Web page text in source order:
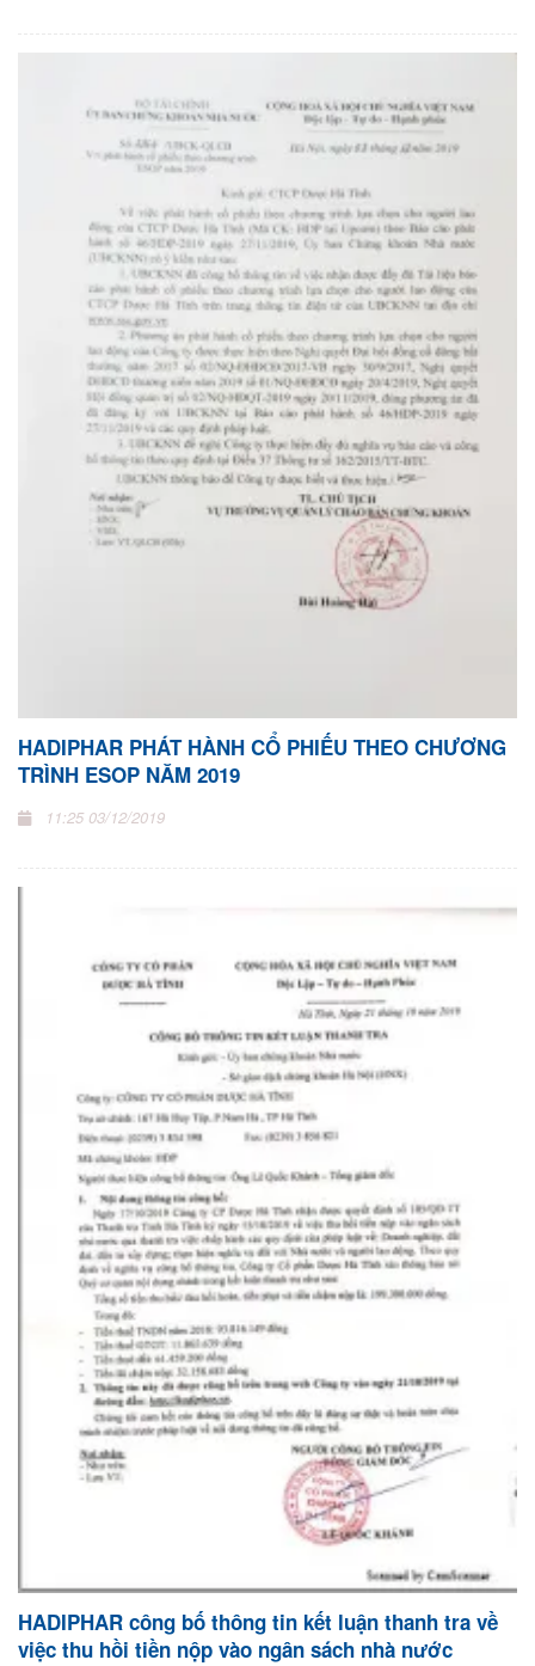
HADIPHAR PHÁT HÀNH CỔ PHIẾU THEO CHƯƠNG
TRÌNH ESOP NĂM 2019
11:25 03/12/2019
HADIPHAR công bố thông tin kết luận thanh tra về
việc thu hồi tiền nộp vào ngân sách nhà nước